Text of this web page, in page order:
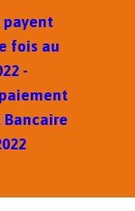
payent
fois au
-
Bancaire